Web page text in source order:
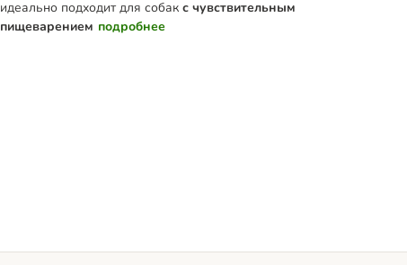
идеально подходит для собакс чувствительным
пищеварением подробнее